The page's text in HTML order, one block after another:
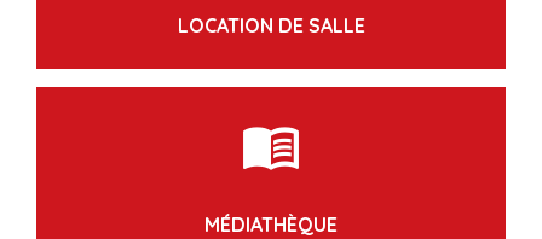
LOCATION DE SALLE
menu_book
MÉDIATHÈQUE